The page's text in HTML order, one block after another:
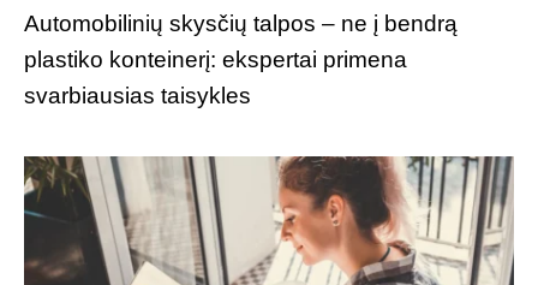
Automobilinių skysčių talpos – ne į bendrą
plastiko konteinerį: ekspertai primena
svarbiausias taisykles